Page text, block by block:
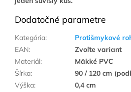
Dodatočné parametre
Kategória:
Protišmykové
EAN:
Zvoľte variant
Materiál:
Mäkké PVC
Šírka:
90 / 120 cm
Výška:
0,4 cm